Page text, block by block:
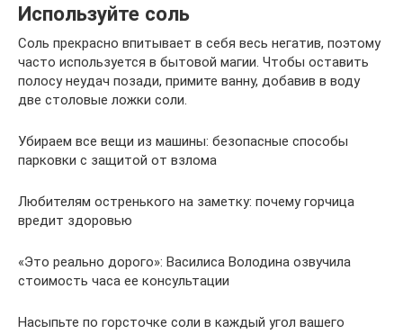
Используйте соль
Соль прекрасно впитывает в себя весь негатив, поэтому
часто используется в бытовой магии. Чтобы оставить
полосу неудач позади, примите ванну, добавив в воду
две столовые ложки соли.
Убираем все вещи из машины: безопасные способы
парковки с защитой от взлома
Любителям остренького на заметку: почему горчица
вредит здоровью
«Это реально дорого»: Василиса Володина озвучила
стоимость часа ее консультации
Насыпьте по горсточке соли в каждый угол вашего